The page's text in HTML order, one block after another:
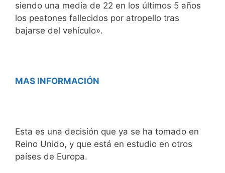
siendo una media de 22 en los últimos 5 años
los peatones fallecidos por atropello tras
bajarse del vehículo».
MAS INFORMACIÓN
Esta es una decisión que ya se ha tomado en
Reino Unido, y que está en estudio en otros
países de Europa.